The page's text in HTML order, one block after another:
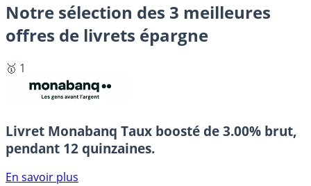
Notre sélection des 3 meilleures
offres de livrets épargne
🥇 1
Livret Monabanq Taux boosté de 3.00% brut,
pendant 12 quinzaines.
En savoir plus